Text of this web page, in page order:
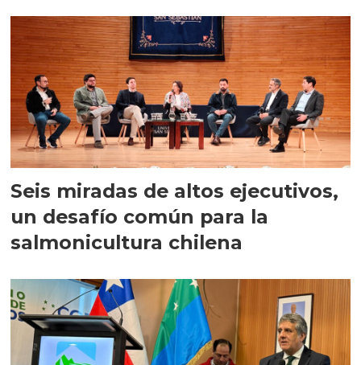
Seis miradas de altos ejecutivos,
un desafío común para la
salmonicultura chilena